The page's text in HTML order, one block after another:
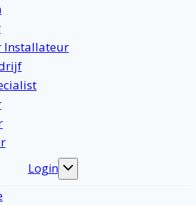
Installateur
Login
Toggle
submenu